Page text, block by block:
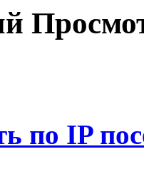
по IP